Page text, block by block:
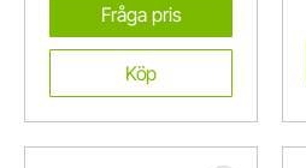
Fråga pris
Köp